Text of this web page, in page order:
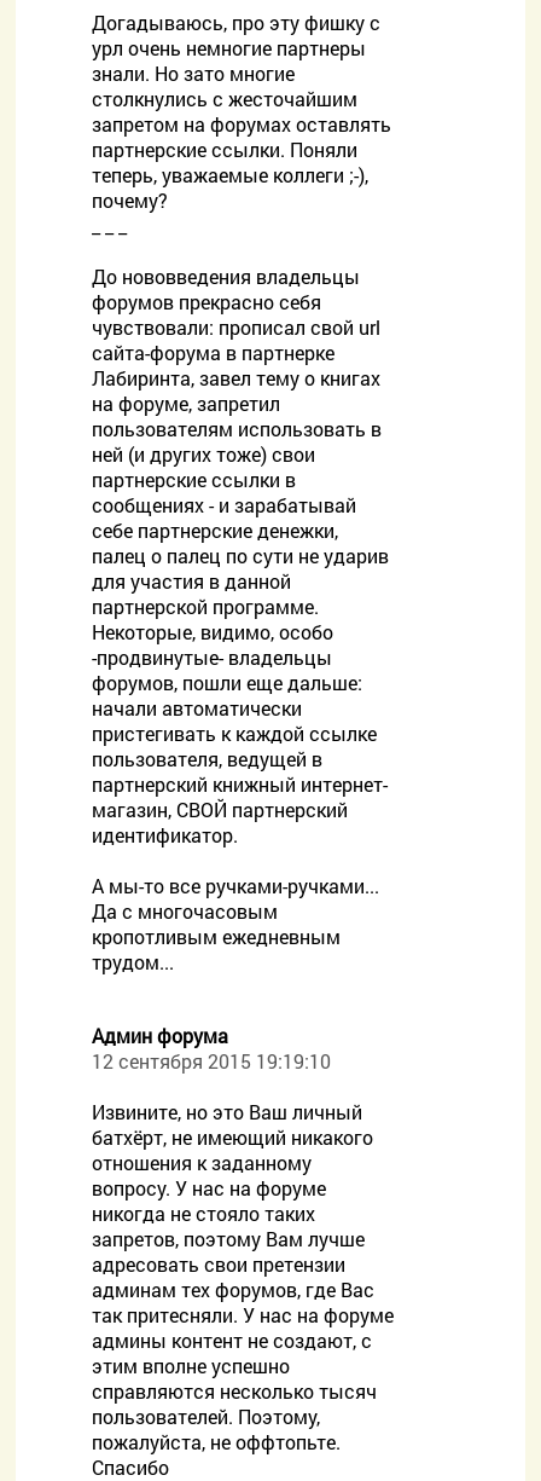
Догадываюсь, про эту фишку с
урл очень немногие партнеры
знали. Но зато многие
столкнулись с жесточайшим
запретом на форумах оставлять
партнерские ссылки. Поняли
теперь, уважаемые коллеги ;-),
почему?
До нововведения владельцы
форумов прекрасно себя
чувствовали: прописал свой url
сайта-форума в партнерке
Лабиринта, завел тему о книгах
на форуме, запретил
пользователям использовать в
ней (и других тоже) свои
партнерские ссылки в
сообщениях - и зарабатывай
себе партнерские денежки,
палец о палец по сути не ударив
для участия в данной
партнерской программе.
Некоторые, видимо, особо
-продвинутые- владельцы
форумов, пошли еще дальше:
начали автоматически
пристегивать к каждой ссылке
пользователя, ведущей в
партнерский книжный интернет-
магазин, СВОЙ партнерский
идентификатор.
А мы-то все ручками-ручками...
Да с многочасовым
кропотливым ежедневным
трудом...
Админ форума
12 сентября 2015 19:19:10
Извините, но это Ваш личный
батхёрт, не имеющий никакого
отношения к заданному
вопросу. У нас на форуме
никогда не стояло таких
запретов, поэтому Вам лучше
адресовать свои претензии
админам тех форумов, где Вас
так притесняли. У нас на форуме
админы контент не создают, с
этим вполне успешно
справляются несколько тысяч
пользователей. Поэтому,
пожалуйста, не оффтопьте.
Спасибо